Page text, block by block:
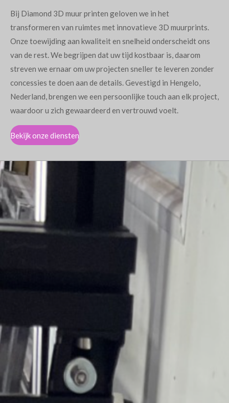
Bij Diamond 3D muur printen geloven we in het
transformeren van ruimtes met innovatieve 3D muurprints.
Onze toewijding aan kwaliteit en snelheid onderscheidt ons
van de rest. We begrijpen dat uw tijd kostbaar is, daarom
streven we ernaar om uw projecten sneller te leveren zonder
concessies te doen aan de details. Gevestigd in Hengelo,
Nederland, brengen we een persoonlijke touch aan elk project,
waardoor u zich gewaardeerd en vertrouwd voelt.
Bekijk onze diensten